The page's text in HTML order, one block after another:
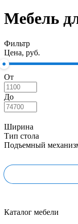
Мебель
Фильтр
Цена, руб.
От
До
Ширина
Тип стола
Подъемный
Каталог мебели